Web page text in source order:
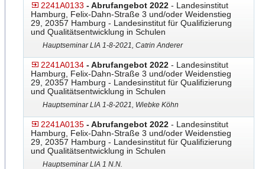
2241A0133 - Abrufangebot 2022 - Landesinstitut
Hamburg, Felix-Dahn-Straße 3 und/oder Weidenstieg
29, 20357 Hamburg - Landesinstitut für Qualifizierung
und Qualitätsentwicklung in Schulen
Hauptseminar LIA 1-8-2021, Catrin Anderer
2241A0134 - Abrufangebot 2022 - Landesinstitut
Hamburg, Felix-Dahn-Straße 3 und/oder Weidenstieg
29, 20357 Hamburg - Landesinstitut für Qualifizierung
und Qualitätsentwicklung in Schulen
Hauptseminar LIA 1-8-2021, Wiebke Köhn
2241A0135 - Abrufangebot 2022 - Landesinstitut
Hamburg, Felix-Dahn-Straße 3 und/oder Weidenstieg
29, 20357 Hamburg - Landesinstitut für Qualifizierung
und Qualitätsentwicklung in Schulen
Hauptseminar LIA 1 N.N.